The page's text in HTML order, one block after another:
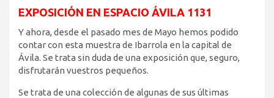
EXPOSICIÓN EN ESPACIO ÁVILA 1131
Y ahora, desde el pasado mes de Mayo hemos podido
contar con esta muestra de Ibarrola en la capital de
Ávila. Se trata sin duda de una exposición que, seguro,
disfrutarán vuestros pequeños.
Se trata de una colección de algunas de sus últimas